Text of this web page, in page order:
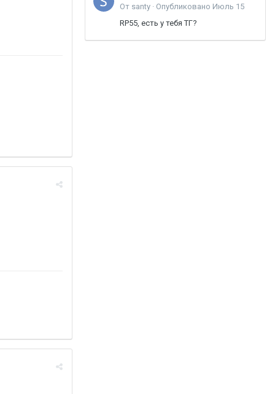
От santy · Опубликовано Июль 15
RP55, есть у тебя ТГ?